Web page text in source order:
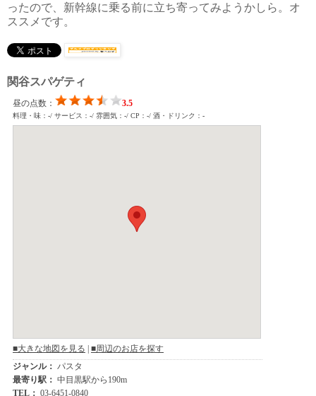
ったので、新幹線に乗る前に立ち寄ってみようかしら。オ
ススメです。
関谷スパゲティ